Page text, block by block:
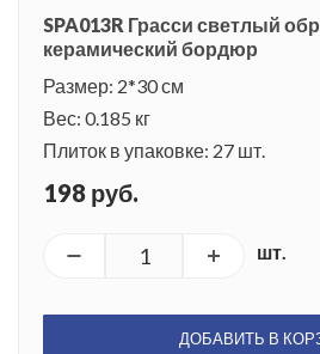
SPA013R Грасси светлый
керамический бордюр
Размер: 2*30 см
Вес: 0.185 кг
Плиток в упаковке: 27 шт.
198 руб.
шт.
ДОБАВИТЬ В